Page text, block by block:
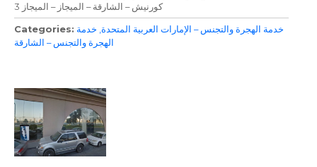
كورنيش – الشارقة – الميجاز – الميجاز 3
Categories خدمة الهجرة والتجنس – الإمارات العربية المتحدة خدمة
الهجرة والتجنس – الشارقة